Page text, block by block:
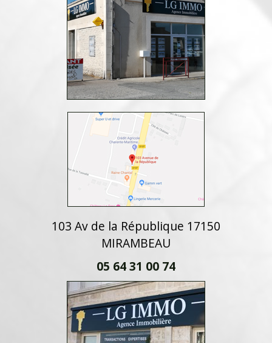
103 Av de la République 17150
MIRAMBEAU
05 64 31 00 74